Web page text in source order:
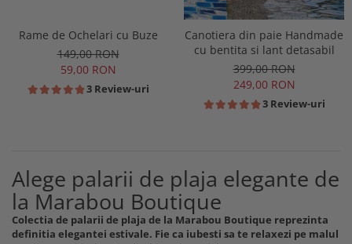
Rame de Ochelari cu Buze
149,00 RON
59,00 RON
3 Review-uri
Canotiera din paie Handmade
cu bentita si lant detasabil
399,00 RON
249,00 RON
3 Review-uri
Alege palarii de plaja elegante de
la Marabou Boutique
Colectia de palarii de plaja de la Marabou Boutique reprezinta
definitia elegantei estivale. Fie ca iubesti sa te relaxezi pe malul